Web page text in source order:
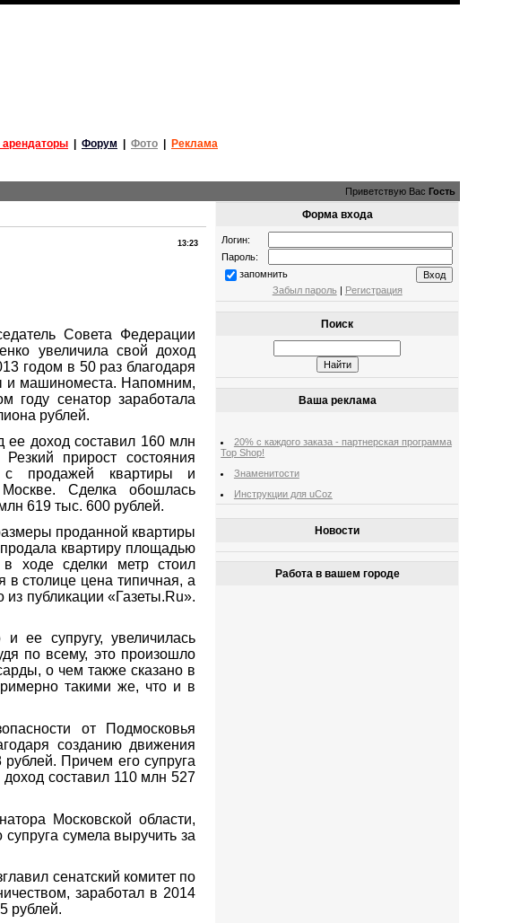
арендаторы Форум Фото Реклама
Приветствую Вас Гость
13:23
Совета Федерации
увеличила свой доход
годом в 50 раз благодаря
и машиноместа. Напомним,
году сенатор заработала
рублей.
доход составил 160 млн
прирост состояния
с продажей квартиры и
Сделка обошлась
619 тыс. 600 рублей.
проданной квартиры
квартиру площадью
ходе сделки метр стоил
в столице цена типичная, а
публикации «Газеты.Ru».
ее супругу, увеличилась
по всему, это произошло
о чем также сказано в
такими же, что и в
от Подмосковья
созданию движения
Причем его супруга
составил 110 млн 527
Московской области,
сумела выручить за
сенатский комитет по
заработал в 2014
рублей.
Форма входа
Логин:
Пароль:
запомнить
Забыл пароль
Регистрация
Поиск
Ваша реклама
20% с каждого заказа - партнерская программа
Top Shop!
Знаменитости
Инструкции для uCoz
Новости
Работа в вашем городе